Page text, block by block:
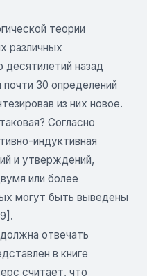
теории
различных
десятилетий назад
30 определений
из них новое.
Согласно
индуктивная
и утверждений,
или более
могут быть выведены
отвечать
в книге
считает, что